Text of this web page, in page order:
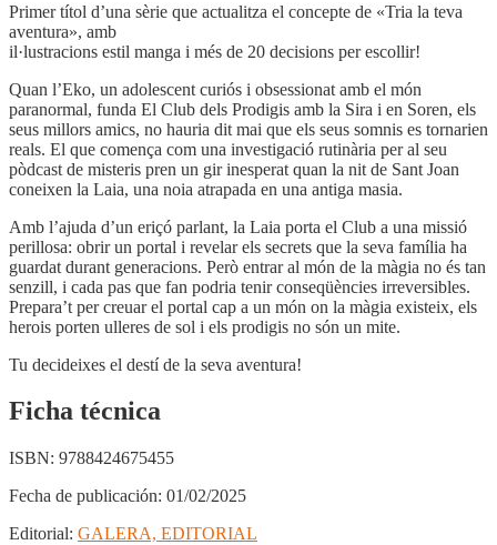
Primer títol d’una sèrie que actualitza el concepte de «Tria la teva
aventura», amb
il·lustracions estil manga i més de 20 decisions per escollir!
Quan l’Eko, un adolescent curiós i obsessionat amb el món
paranormal, funda El Club dels Prodigis amb la Sira i en Soren, els
seus millors amics, no hauria dit mai que els seus somnis es tornarien
reals. El que comença com una investigació rutinària per al seu
pòdcast de misteris pren un gir inesperat quan la nit de Sant Joan
coneixen la Laia, una noia atrapada en una antiga masia.
Amb l’ajuda d’un eriçó parlant, la Laia porta el Club a una missió
perillosa: obrir un portal i revelar els secrets que la seva família ha
guardat durant generacions. Però entrar al món de la màgia no és tan
senzill, i cada pas que fan podria tenir conseqüències irreversibles.
Prepara’t per creuar el portal cap a un món on la màgia existeix, els
herois porten ulleres de sol i els prodigis no són un mite.
Tu decideixes el destí de la seva aventura!
Ficha técnica
ISBN: 9788424675455
Fecha de publicación: 01/02/2025
Editorial: GALERA, EDITORIAL